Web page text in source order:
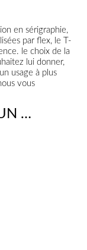
en sérigraphie,
par flex, le T-
le choix de la
lui donner,
usage à plus
vous
…